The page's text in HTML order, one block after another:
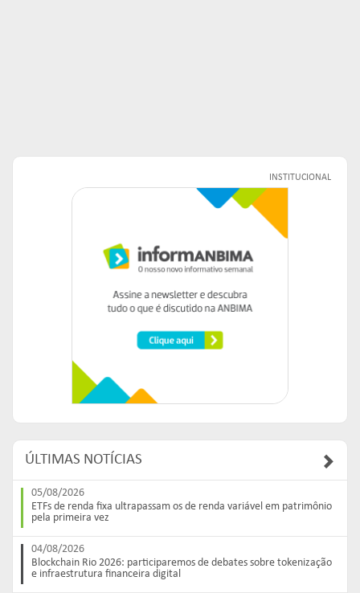
INSTITUCIONAL
ÚLTIMAS NOTÍCIAS
05/08/2026
ETFs de renda fixa ultrapassam os de renda variável em patrimônio
pela primeira vez
04/08/2026
Blockchain Rio 2026: participaremos de debates sobre tokenização
e infraestrutura financeira digital